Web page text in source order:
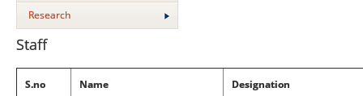
Research
Staff
S.no Name Designation